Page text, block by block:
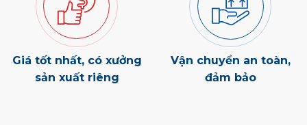
Giá tốt nhất, có xưởng
sản xuất riêng
Vận chuyển an toàn,
đảm bảo